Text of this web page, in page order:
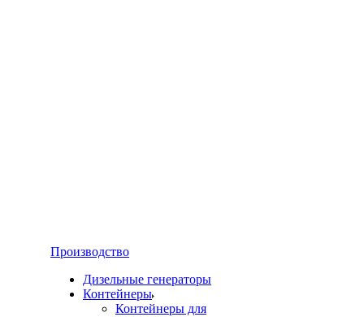
Производство
Дизельные генераторы
Контейнеры
Контейнеры для